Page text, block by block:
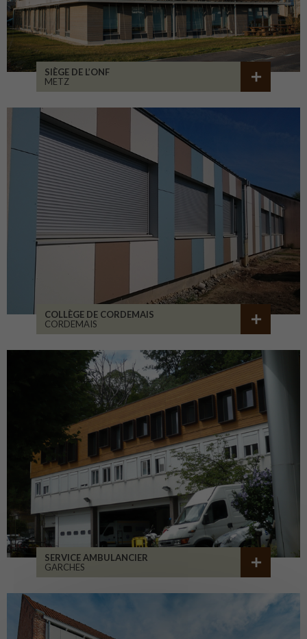
SIÈGE DE L’ONF
METZ
COLLÈGE DE CORDEMAIS
CORDEMAIS
SERVICE AMBULANCIER
GARCHES